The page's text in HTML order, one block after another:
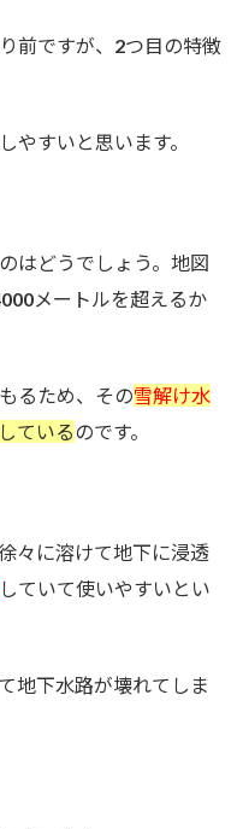
前ですが、2つ目の特徴
やすいと思います。
はどうでしょう。地図
メートルを超えるか
るため、その雪解け水
ているのです。
々に溶けて地下に浸透
していて使いやすいとい
地下水路が壊れてしま